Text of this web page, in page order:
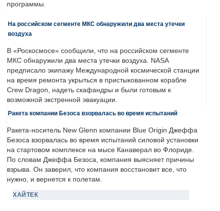
программы.
На российском сегменте МКС обнаружили два места утечки
воздуха
В «Роскосмосе» сообщили, что на российском сегменте
МКС обнаружили два места утечки воздуха. NASA
предписало экипажу Международной космической станции
на время ремонта укрыться в пристыкованном корабле
Crew Dragon, надеть скафандры и были готовым к
возможной экстренной эвакуации.
Ракета компании Безоса взорвалась во время испытаний
Ракета-носитель New Glenn компании Blue Origin Джеффа
Безоса взорвалась во время испытаний силовой установки
на стартовом комплексе на мысе Канаверал во Флориде.
По словам Джеффа Безоса, компания выясняет причины
взрыва. Он заверил, что компания восстановит все, что
нужно, и вернется к полетам.
ХАЙТЕК